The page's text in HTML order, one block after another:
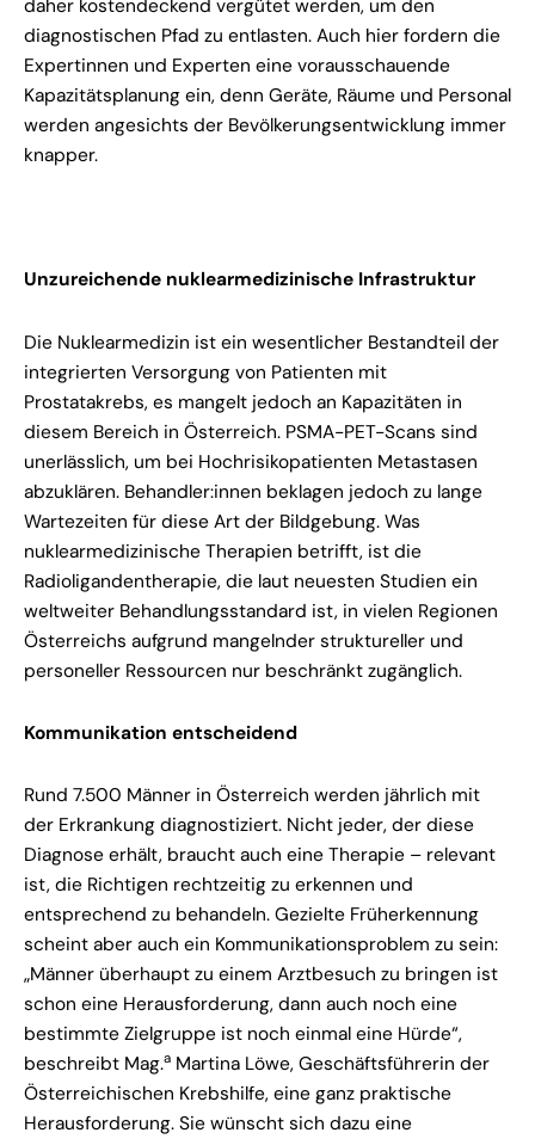
daher kostendeckend vergütet werden, um den
diagnostischen Pfad zu entlasten. Auch hier fordern die
Expertinnen und Experten eine vorausschauende
Kapazitätsplanung ein, denn Geräte, Räume und Personal
werden angesichts der Bevölkerungsentwicklung immer
knapper.
Unzureichende nuklearmedizinische Infrastruktur
Die Nuklearmedizin ist ein wesentlicher Bestandteil der
integrierten Versorgung von Patienten mit
Prostatakrebs, es mangelt jedoch an Kapazitäten in
diesem Bereich in Österreich. PSMA-PET-Scans sind
unerlässlich, um bei Hochrisikopatienten Metastasen
abzuklären. Behandler:innen beklagen jedoch zu lange
Wartezeiten für diese Art der Bildgebung. Was
nuklearmedizinische Therapien betrifft, ist die
Radioligandentherapie, die laut neuesten Studien ein
weltweiter Behandlungsstandard ist, in vielen Regionen
Österreichs aufgrund mangelnder struktureller und
personeller Ressourcen nur beschränkt zugänglich.
Kommunikation entscheidend
Rund 7.500 Männer in Österreich werden jährlich mit
der Erkrankung diagnostiziert. Nicht jeder, der diese
Diagnose erhält, braucht auch eine Therapie – relevant
ist, die Richtigen rechtzeitig zu erkennen und
entsprechend zu behandeln. Gezielte Früherkennung
scheint aber auch ein Kommunikationsproblem zu sein:
„Männer überhaupt zu einem Arztbesuch zu bringen ist
schon eine Herausforderung, dann auch noch eine
bestimmte Zielgruppe ist noch einmal eine Hürde“,
beschreibt Mag.a Martina Löwe, Geschäftsführerin der
Österreichischen Krebshilfe, eine ganz praktische
Herausforderung. Sie wünscht sich dazu eine